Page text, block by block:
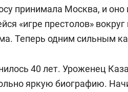
принимала Москва, и
«игре престолов»
Теперь одним сильным
40 лет. Уроженец
яркую биографию.